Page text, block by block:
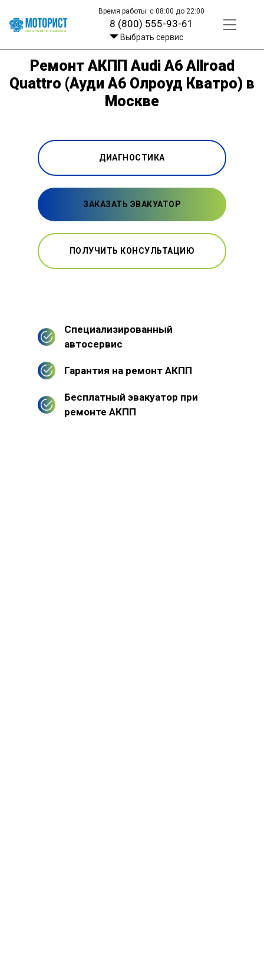
Время работы: с 08:00 до 22:00
8 (800) 555-93-61
Выбрать сервис
Ремонт АКПП Audi A6 Allroad
Quattro (Ауди A6 Олроуд Кватро) в
Москве
ДИАГНОСТИКА
ЗАКАЗАТЬ ЭВАКУАТОР
ПОЛУЧИТЬ КОНСУЛЬТАЦИЮ
Специализированный
автосервис
Гарантия на ремонт АКПП
Бесплатный эвакуатор при
ремонте АКПП